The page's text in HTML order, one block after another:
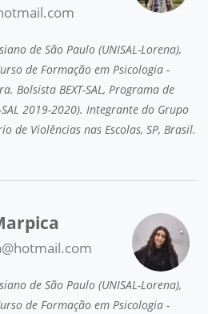
de São Paulo (UNISAL-Lorena),
de Formação em Psicologia -
Bolsista BEXT-SAL, Programa de
SAL 2019-2020). Integrante do Grupo
de Violências nas Escolas, SP, Brasil.
de São Paulo (UNISAL-Lorena),
de Formação em Psicologia -